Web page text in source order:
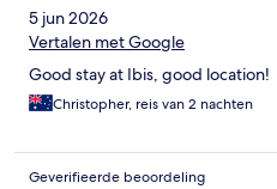
5 jun 2026
Vertalen met Google
Good stay at Ibis, good location!
Christopher, reis van 2 nachten
Geverifieerde beoordeling